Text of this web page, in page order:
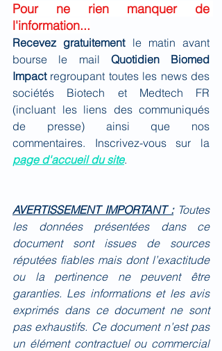
Pour ne rien manquer de
l'information...
Recevez gratuitement le matin avant
bourse le mail Quotidien Biomed
Impact regroupant toutes les news des
sociétés Biotech et Medtech FR
(incluant les liens des communiqués
de presse) ainsi que nos
page d'accueil du site.
AVERTISSEMENT IMPORTANT : Toutes
les données présentées dans ce
document sont issues de sources
réputées fiables mais dont l’exactitude
ou la pertinence ne peuvent être
garanties. Les informations et les avis
exprimés dans ce document ne sont
pas exhaustifs. Ce document n’est pas
un élément contractuel ou commercial